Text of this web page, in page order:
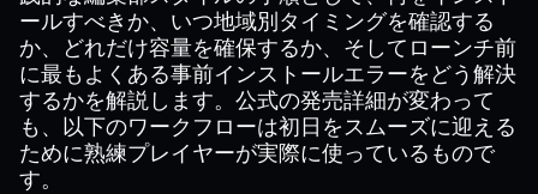
ールすべきか、いつ地域別タイミングを確認する
か、どれだけ容量を確保するか、そしてローンチ前
に最もよくある事前インストールエラーをどう解決
するかを解説します。公式の発売詳細が変わって
も、以下のワークフローは初日をスムーズに迎える
ために熟練プレイヤーが実際に使っているもので
す。